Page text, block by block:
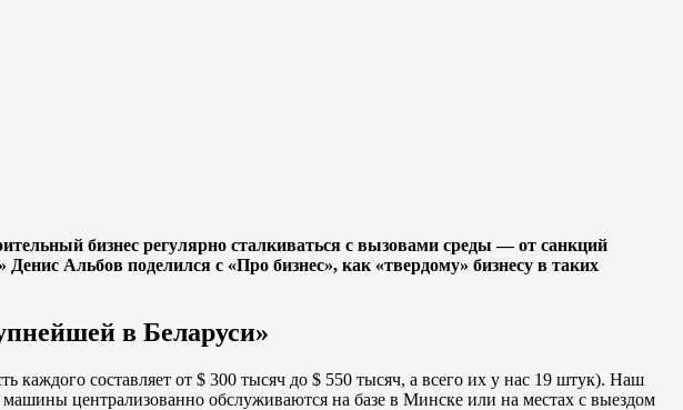
бизнес регулярно сталкиваться с вызовами среды — от санкций
Альбов поделился с «Про бизнес», как «твердому» бизнесу в таких
в Беларуси»
составляет от $ 300 тысяч до $ 550 тысяч, а всего их у нас 19 штук). Наш
централизованно обслуживаются на базе в Минске или на местах с выездом